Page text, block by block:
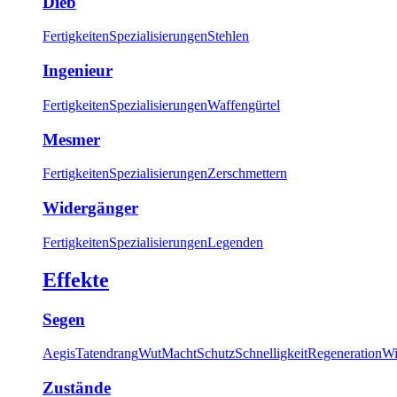
FertigkeitenSpezialisierungenStehlen
Ingenieur
FertigkeitenSpezialisierungenWaffengürtel
Mesmer
FertigkeitenSpezialisierungenZerschmettern
Widergänger
FertigkeitenSpezialisierungenLegenden
Effekte
Segen
AegisTatendrangWutMachtSchutzSchnelligkeitRegeneration
Zustände